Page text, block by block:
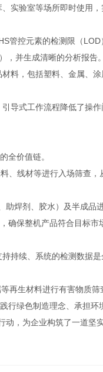
验室等场所即时使用，
控元素的检测限（LOD
，并生成清晰的分析报告。
，包括塑料、金属、涂
式工作流程降低了操作
全价值链。
线材等进行入场筛查，
剂、胶水）及半成品
保整机产品符合目标市
续、系统的检测数据是
生材料进行有害物质筛
绿色制造理念、承担环
，为企业构筑了一道坚